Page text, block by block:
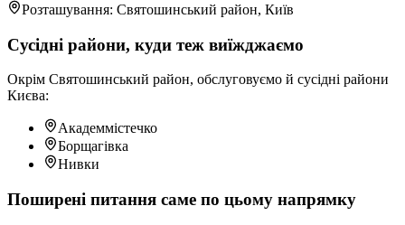
Розташування: Святошинський район, Київ
Сусідні райони, куди теж виїжджаємо
Окрім Святошинський район, обслуговуємо й сусідні райони
Києва:
Академмістечко
Борщагівка
Нивки
Поширені питання саме по цьому напрямку